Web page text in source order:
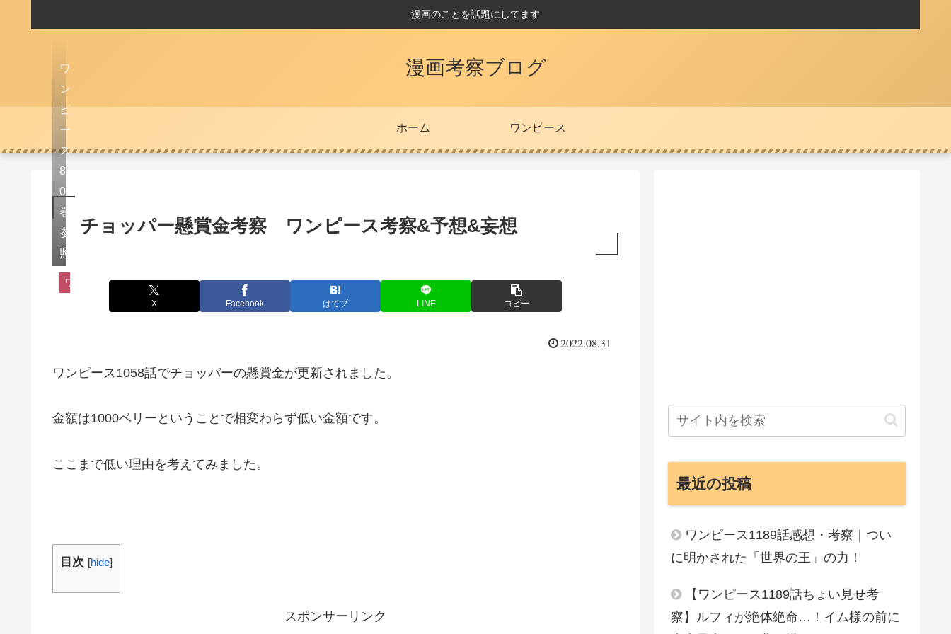
漫画のことを話題にしてます
漫画考察ブログ
ホーム ワンピース
チョッパー懸賞金考察 ワンピース考察&予想&妄想
ワンピース
ワ
ン
ピ
ー
ス
8
0
巻
参
照
X Facebook はてブ LINE コピー
2022.08.31
ワンピース1058話でチョッパーの懸賞金が更新されました。
金額は1000ベリーということで相変わらず低い金額です。
ここまで低い理由を考えてみました。
目次 [hide]
スポンサーリンク
最近の投稿
ワンピース1189話感想・考察｜つい
に明かされた「世界の王」の力！
【ワンピース1189話ちょい見せ考
察】ルフィが絶体絶命…！イム様の前に